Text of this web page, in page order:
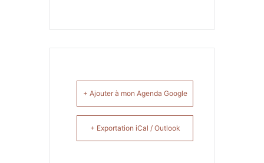
+ Ajouter à mon Agenda Google
+ Exportation iCal / Outlook